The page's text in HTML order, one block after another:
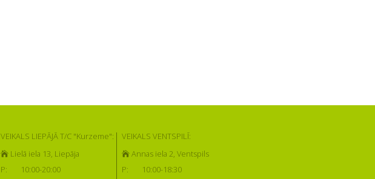
VEIKALS LIEPĀJĀ T/C "Kurzeme":
Lielā iela 13, Liepāja
P:
10:00-20:00
VEIKALS VENTSPILĪ:
Annas iela 2, Ventspils
P:
10:00-18:30